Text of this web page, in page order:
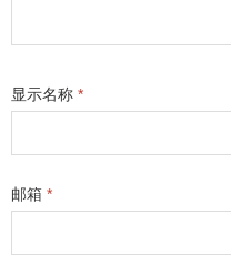
显示名称 *
邮箱 *